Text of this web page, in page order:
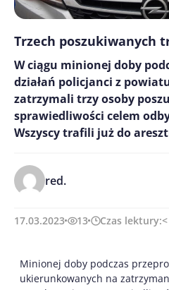
Trzech poszukiwanych
W ciągu minionej doby
działań policjanci z
zatrzymali trzy osoby
sprawiedliwości celem
Wszyscy trafili już do
red.
17.03.2023 13 Czas lektury:
Minionej doby podczas
ukierunkowanych na